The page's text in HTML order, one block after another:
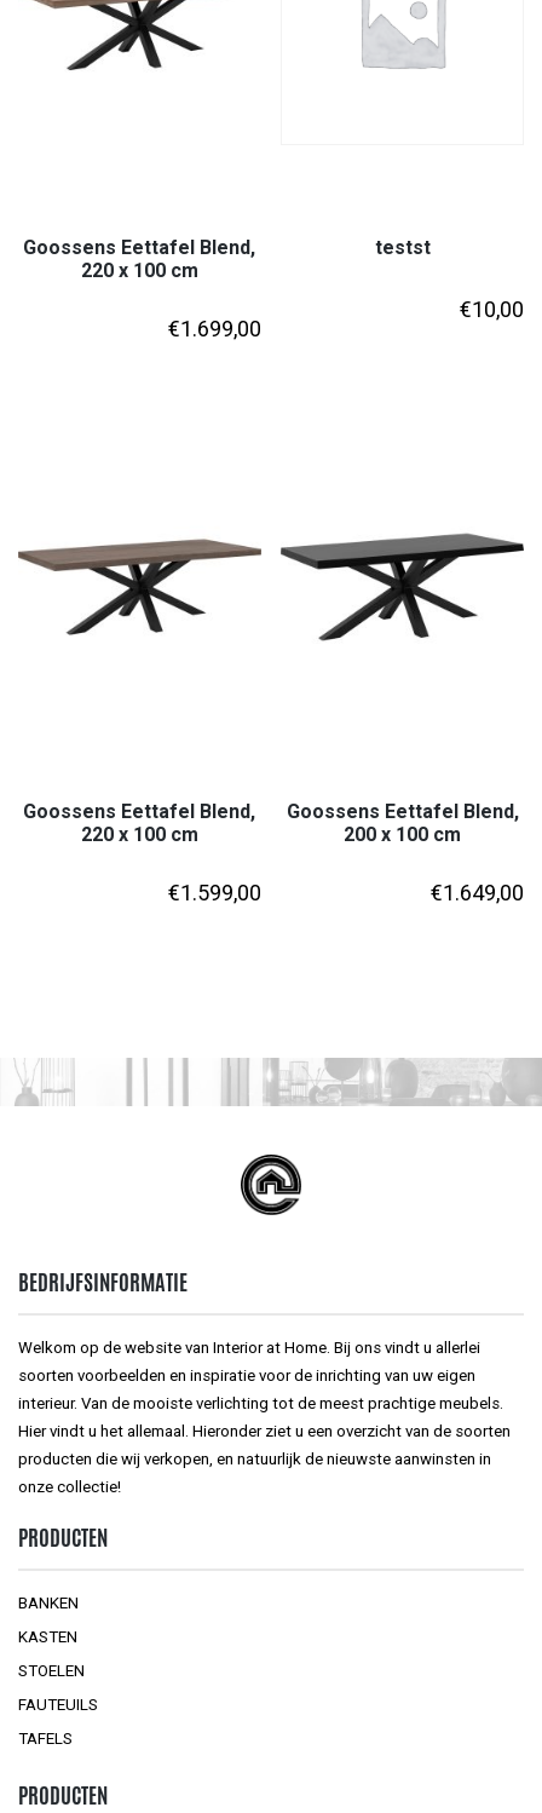
Goossens Eettafel Blend,
220 x 100 cm
€1.699,00
testst
€10,00
Goossens Eettafel Blend,
220 x 100 cm
€1.599,00
Goossens Eettafel Blend,
200 x 100 cm
€1.649,00
BEDRIJFSINFORMATIE
Welkom op de website van Interior at Home. Bij ons vindt u allerlei
soorten voorbeelden en inspiratie voor de inrichting van uw eigen
interieur. Van de mooiste verlichting tot de meest prachtige meubels.
Hier vindt u het allemaal. Hieronder ziet u een overzicht van de soorten
producten die wij verkopen, en natuurlijk de nieuwste aanwinsten in
onze collectie!
PRODUCTEN
BANKEN
KASTEN
STOELEN
FAUTEUILS
TAFELS
PRODUCTEN